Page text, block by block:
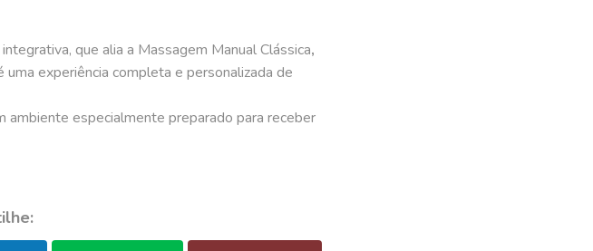
que alia a Massagem Manual Clássica,
uma experiência completa e personalizada de
ambiente especialmente preparado para receber